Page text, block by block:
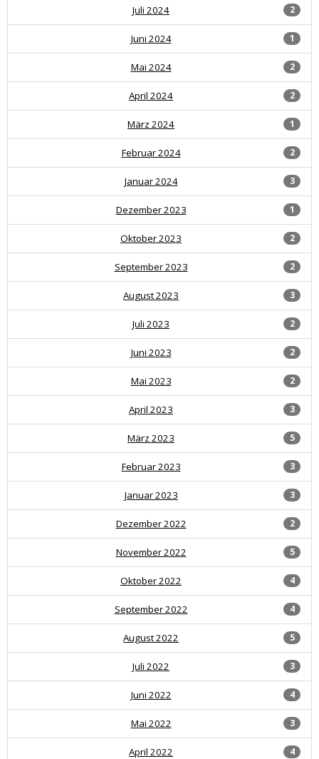
2
Juli 2024
1
Juni 2024
2
Mai 2024
2
April 2024
1
März 2024
2
Februar 2024
3
Januar 2024
1
Dezember 2023
2
Oktober 2023
2
September 2023
3
August 2023
2
Juli 2023
2
Juni 2023
2
Mai 2023
3
April 2023
5
März 2023
3
Februar 2023
3
Januar 2023
2
Dezember 2022
5
November 2022
4
Oktober 2022
4
September 2022
5
August 2022
3
Juli 2022
4
Juni 2022
3
Mai 2022
4
April 2022